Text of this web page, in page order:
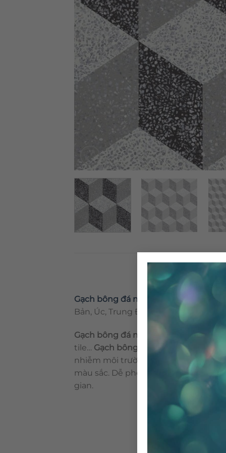
Gạch bông đá mài
, được
Bản, Úc, Trung Đông…. Gạch bông
Gạch bông đá mài
còn được biết với
tile… Gạch bông đá mài
là loại vật
nhiễm môi trường. Gạch bông trước
màu sắc. Dễ phối hợp với các loại
gian.